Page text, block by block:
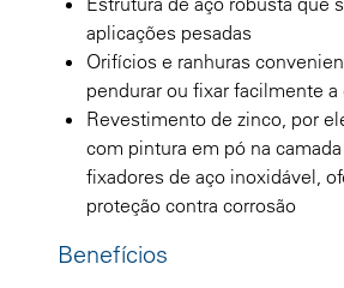
aplicações pesadas
Orifícios e ranhuras
pendurar ou fixar facilmente a
Revestimento de zinco, por
com pintura em pó na
fixadores de aço inoxidável,
proteção contra corrosão
Benefícios